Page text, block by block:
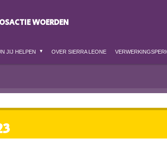
WOERDEN
JIJ HELPEN OVER SIERRA LEONE